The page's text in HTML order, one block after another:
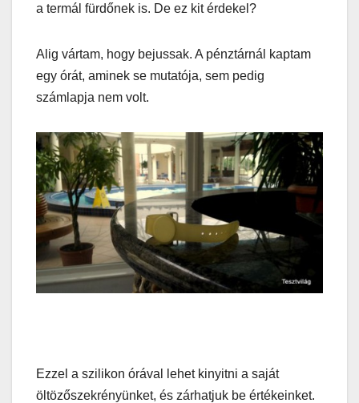
a termál fürdőnek is. De ez kit érdekel?
Alig vártam, hogy bejussak. A pénztárnál kaptam
egy órát, aminek se mutatója, sem pedig
számlapja nem volt.
Ezzel a szilikon órával lehet kinyitni a saját
öltözőszekrényünket, és zárhatjuk be értékeinket.